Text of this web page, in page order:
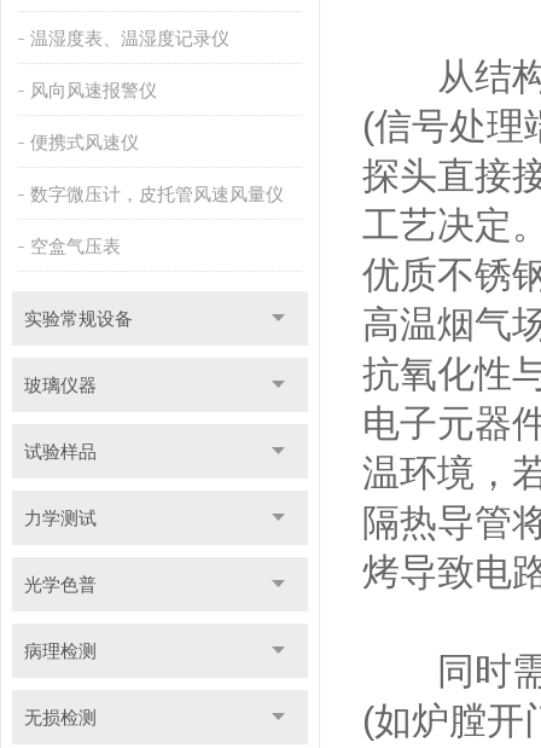
温湿度表、温湿度记录仪
风向风速报警仪
便携式风速仪
数字微压计，皮托管风速风量仪
空盒气压表
实验常规设备
玻璃仪器
试验样品
力学测试
光学色普
病理检测
无损检测
从结构
(信号处理
探头直接
工艺决定
优质不锈
高温烟气
抗氧化性
电子元器
温环境，
隔热导管
烤导致电
同时需
(如炉膛开